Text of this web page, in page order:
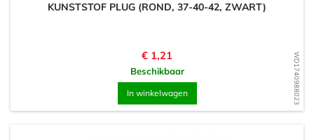
WD1740988023
KUNSTSTOF PLUG (ROND, 37-40-42, ZWART)
Prijs
€ 1,21
Beschikbaar
In winkelwagen